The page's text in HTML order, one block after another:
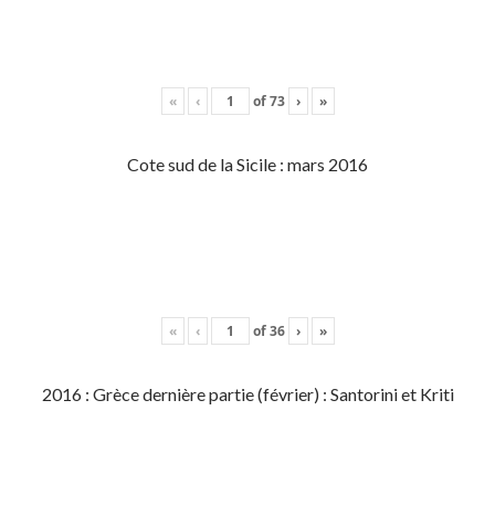
« ‹ of73 › »
Cote sud de la Sicile : mars 2016
« ‹ of36 › »
2016 : Grèce dernière partie (février) : Santorini et Kriti